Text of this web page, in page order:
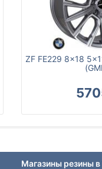
ZF FE229 8x18
Магазины резины в